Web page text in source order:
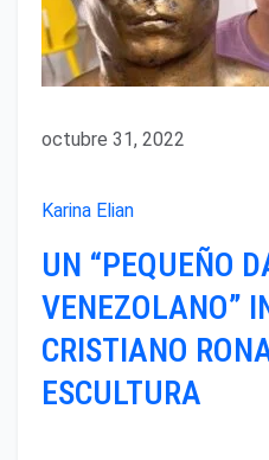
octubre 31, 2022
Karina Elian
UN “PEQUEÑO
VENEZOLANO”
CRISTIANO
ESCULTURA